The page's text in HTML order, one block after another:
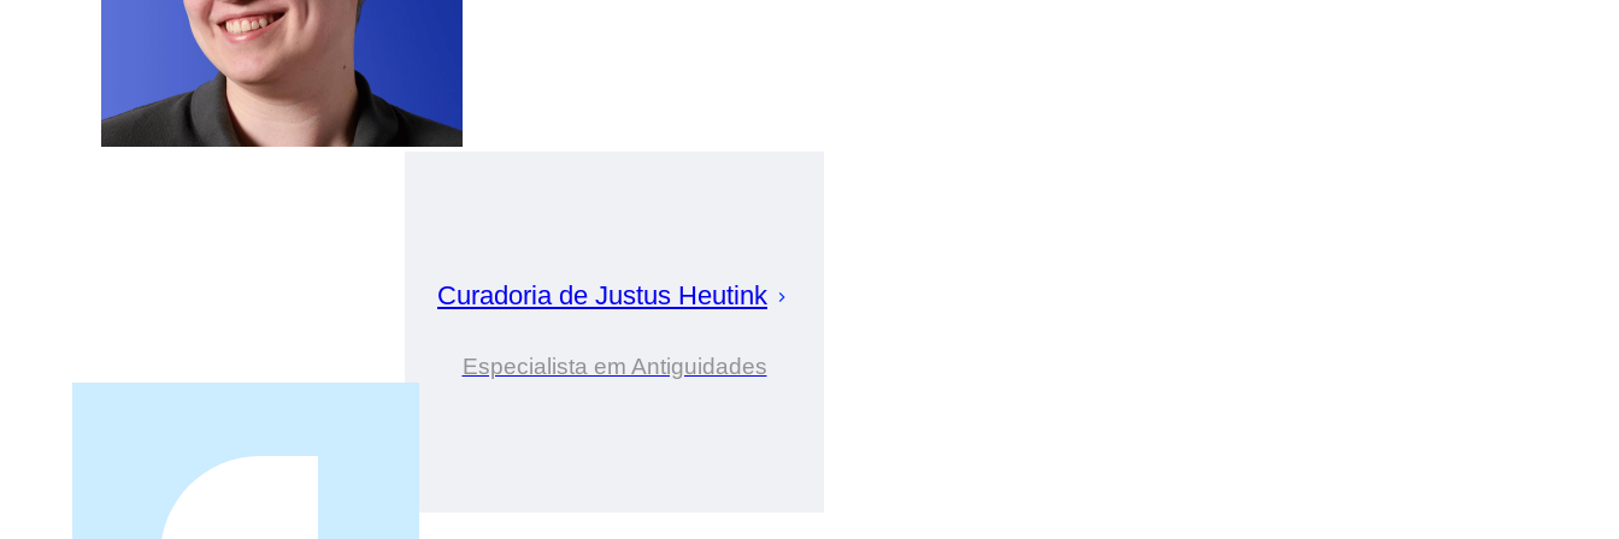
Curadoria de Justus Heutink
Especialista em Antiguidades